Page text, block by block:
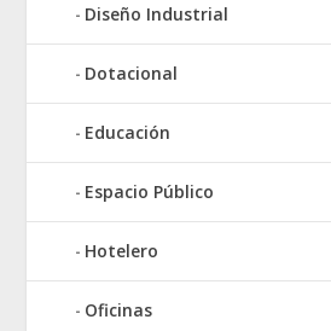
Diseño Industrial
Dotacional
Educación
Espacio Público
Hotelero
Oficinas